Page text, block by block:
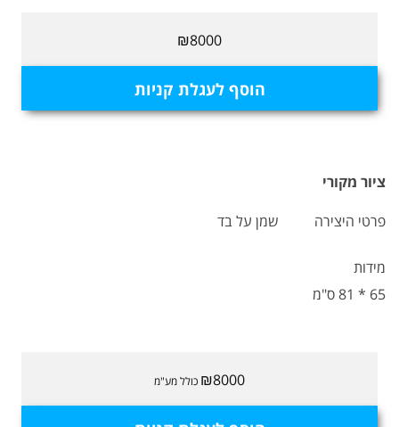
₪8000
הוסף לעגלת קניות
ציור מקורי
פרטי היצירה
שמן על בד
מידות
65 * 81 ס"מ
₪8000 כולל מע"מ